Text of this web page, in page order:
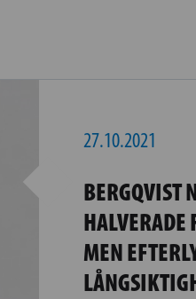
27.10.2021
BERGQVIST
HALVERADE
MEN